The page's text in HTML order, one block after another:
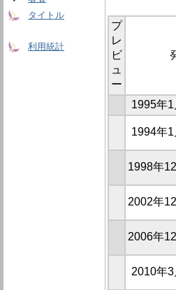
タイトル
利用統計
プ
レ
ビ
ュ
ー
1995年1
1994年1
1998年
2002年
2006年
2010年3